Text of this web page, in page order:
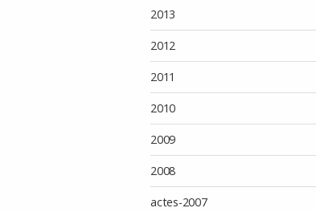
2013
2012
2011
2010
2009
2008
actes-2007